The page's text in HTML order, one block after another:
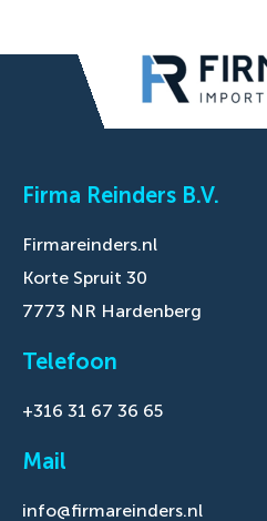
Firma Reinders B.V.
Firmareinders.nl
Korte Spruit 30
7773 NR Hardenberg
Telefoon
+316 31 67 36 65
Mail
info@firmareinders.nl